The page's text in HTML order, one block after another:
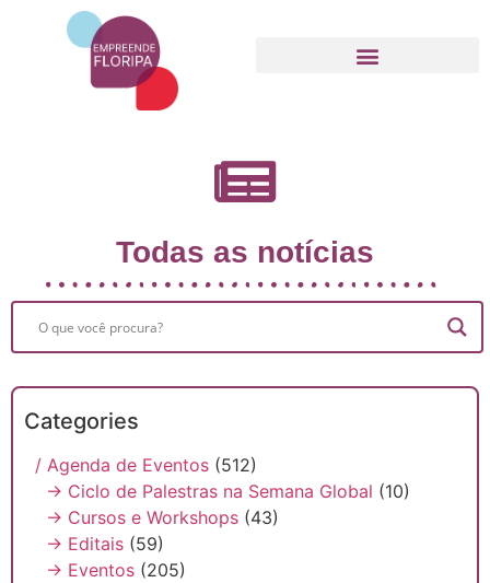
Todas as notícias
Categories
/ Agenda de Eventos (512)
→ Ciclo de Palestras na Semana Global (10)
→ Cursos e Workshops (43)
→ Editais (59)
→ Eventos (205)